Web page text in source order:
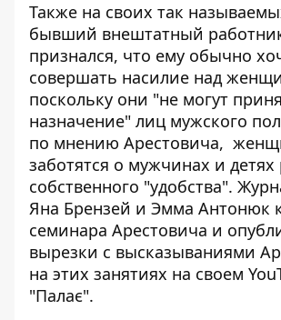
Также на своих так
бывший внештатный
признался, что ему обычно
совершать насилие над
поскольку они "не могут
назначение" лиц мужского
по мнению Арестовича,
заботятся о мужчинах и детях
собственного "удобства".
Яна Брензей и Эмма Антонюк
семинара Арестовича и
вырезки с высказываниями
на этих занятиях на своем
"Палає".